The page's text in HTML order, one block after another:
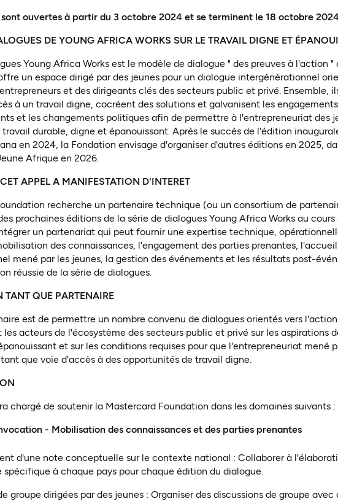
sont ouvertes à partir du 3 octobre 2024 et se terminent le 18 octobre
DE YOUNG AFRICA WORKS SUR LE TRAVAIL DIGNE ET
Young Africa Works est le modèle de dialogue " des preuves à l'action
un espace dirigé par des jeunes pour un dialogue intergénérationnel
et des dirigeants clés des secteurs public et privé. Ensemble,
à un travail digne, cocréent des solutions et galvanisent les
et les changements politiques afin de permettre à l'entrepreneuriat des
travail durable, digne et épanouissant. Après le succès de l'édition
en 2024, la Fondation envisage d'organiser d'autres éditions en 2025,
Afrique en 2026.
APPEL A MANIFESTATION D'INTERET
recherche un partenaire technique (ou un consortium de
prochaines éditions de la série de dialogues Young Africa Works au
un partenariat qui peut fournir une expertise technique,
des connaissances, l'engagement des parties prenantes,
mené par les jeunes, la gestion des événements et les résultats post-
réussie de la série de dialogues.
TANT QUE PARTENAIRE
est de permettre un nombre convenu de dialogues orientés vers
acteurs de l'écosystème des secteurs public et privé sur les aspirations
et sur les conditions requises pour que l'entrepreneuriat mené
que voie d'accès à des opportunités de travail digne.
chargé de soutenir la Mastercard Foundation dans les domaines suivants :
- Mobilisation des connaissances et des parties prenantes
d'une note conceptuelle sur le contexte national : Collaborer à
à chaque pays pour chaque édition du dialogue.
groupe dirigées par des jeunes : Organiser des discussions de groupe avec